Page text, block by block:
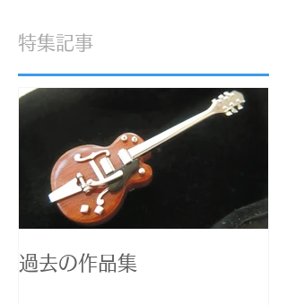
化と嬉しい成果
特集記事
過去の作品集